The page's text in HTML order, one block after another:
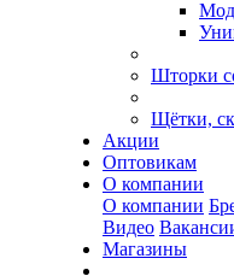
Шторки
Щётки,
Акции
Оптовикам
О компании
О компании
Видео
Магазины